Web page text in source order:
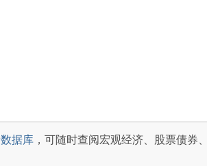
据库 ，可随时查阅宏观经济、股票债券